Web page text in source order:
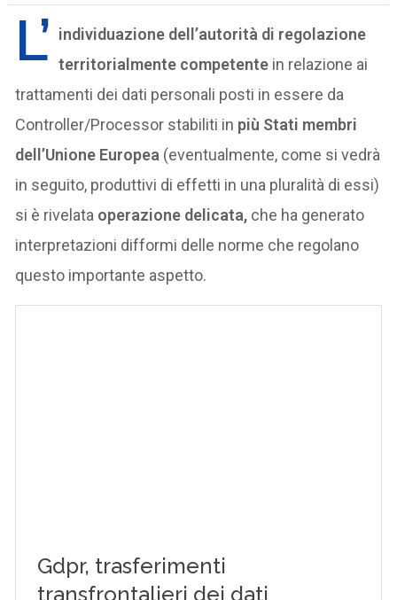
L’ individuazione dell’autorità di regolazione
territorialmente competente in relazione ai
trattamenti dei dati personali posti in essere da
Controller/Processor stabiliti in più Stati membri
dell’Unione Europea (eventualmente, come si vedrà
in seguito, produttivi di effetti in una pluralità di essi)
si è rivelata operazione delicata, che ha generato
interpretazioni difformi delle norme che regolano
questo importante aspetto.